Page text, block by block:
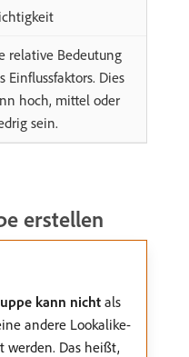
relative Bedeutung
Einflussfaktors. Dies
hoch, mittel oder
sein.
erstellen
kann nicht als
andere Lookalike-
werden. Das heißt,